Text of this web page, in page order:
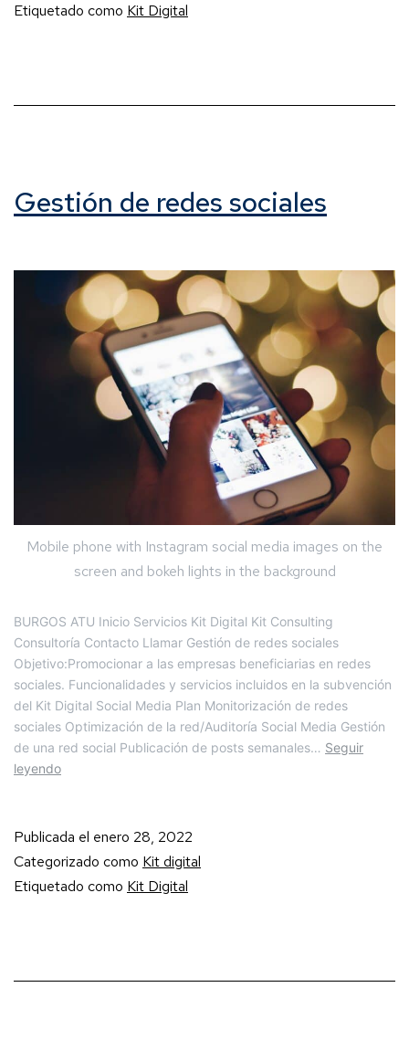
Etiquetado como Kit Digital
Gestión de redes sociales
Mobile phone with Instagram social media images on the
screen and bokeh lights in the background
BURGOS ATU Inicio Servicios Kit Digital Kit Consulting
Consultoría Contacto Llamar Gestión de redes sociales
Objetivo:Promocionar a las empresas beneficiarias en redes
sociales. Funcionalidades y servicios incluidos en la subvención
del Kit Digital Social Media Plan Monitorización de redes
sociales Optimización de la red/Auditoría Social Media Gestión
de una red social Publicación de posts semanales… Seguir
leyendo
Publicada el enero 28, 2022
Categorizado como Kit digital
Etiquetado como Kit Digital